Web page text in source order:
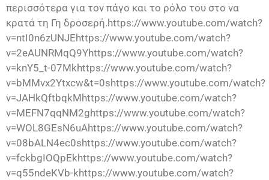
περισσότερα για τον πάγο και το ρόλο του στο να
κρατά τη Γη δροσερή.https://www.youtube.com/watch?
v=ntI0n6zUNJEhttps://www.youtube.com/watch?
v=2eAUNRMqQ9Yhttps://www.youtube.com/watch?
v=knY5_t-07Mkhttps://www.youtube.com/watch?
v=bMMvx2Ytxcw&t=0shttps://www.youtube.com/watch?
v=JAHkQftbqkMhttps://www.youtube.com/watch?
v=MEFN7qqNM2ghttps://www.youtube.com/watch?
v=WOL8GEsN6uAhttps://www.youtube.com/watch?
v=08bALN4ec0shttps://www.youtube.com/watch?
v=fckbgIOQpEkhttps://www.youtube.com/watch?
v=q55ndeKVb-khttps://www.youtube.com/watch?